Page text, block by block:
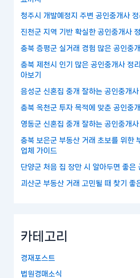
청주시 개발예정지 주변 공인중개사 정
진천군 지역 기반 확실한 공인중개사
충북 증평군 실거래 경험 많은 공인중
충북 제천시 인기 많은 공인중개사 정
아보기
음성군 신혼집 중개 잘하는 공인중개
충북 옥천군 투자 목적에 맞춘 공인중
영동군 신혼집 중개 잘하는 공인중개
충북 보은군 부동산 거래 초보를 위한
업체 가이드
단양군 처음 집 장만 시 알아두면 좋은
괴산군 부동산 거래 고민될 때 찾기 좋
카테고리
경재포스트
법원경매소식